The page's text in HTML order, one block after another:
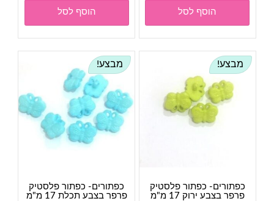
הוסף לסל
כפתורים-
כפתור
פלסטיק
פרפר
בצבע
בז'
17
מ"מ
הוסף לסל
מבצע!
כפתורים- כפתור פלסטיק
פרפר בצבע ירוק 17 מ"מ
מבצע!
כפתורים- כפתור פלסטיק
פרפר בצבע תכלת 17 מ"מ